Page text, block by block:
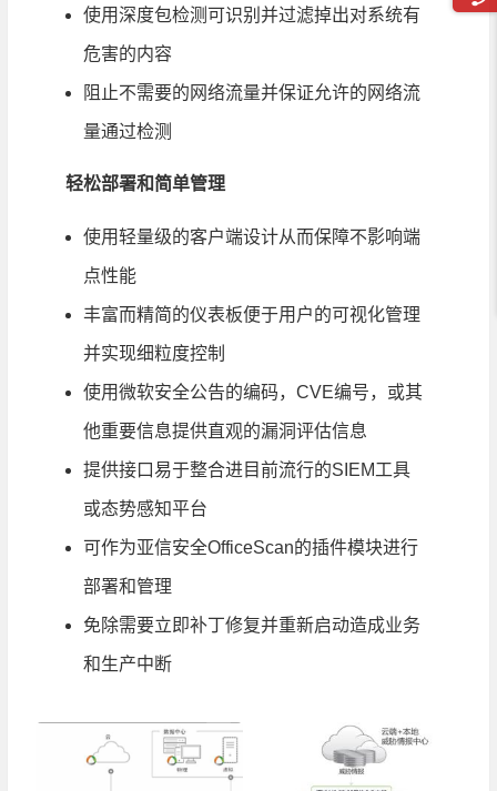
使用深度包检测可识别并过滤掉出对系统有
危害的内容
阻止不需要的网络流量并保证允许的网络流
量通过检测
轻松部署和简单管理
使用轻量级的客户端设计从而保障不影响端
点性能
丰富而精简的仪表板便于用户的可视化管理
并实现细粒度控制
使用微软安全公告的编码，CVE编号，或其
他重要信息提供直观的漏洞评估信息
提供接口易于整合进目前流行的SIEM工具
或态势感知平台
可作为亚信安全OfficeScan的插件模块进行
部署和管理
免除需要立即补丁修复并重新启动造成业务
和生产中断